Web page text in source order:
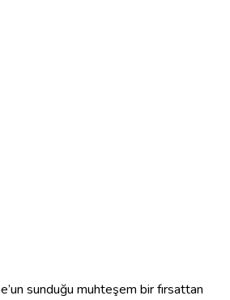
sunduğu muhteşem bir fırsattan